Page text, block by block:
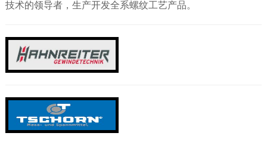
技术的领导者，生产开发全系螺纹工艺产品。